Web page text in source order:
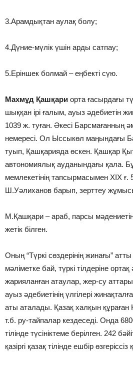
3.Арамдықтан аулақ болу;
4.Дүние-мүлiк үшiн арды сатпау;
5.Ерiншек болмай – еңбектi сүю.
Махмұд Қашқари орта ғасырдағы
шыққан iрi ғалым, ауыз әдебиетiн
1039 ж. туған. Әкесi Барсмағанның
немересi. Ол Ыссыкөл маңындағы
туып, Қашқарияда өскен. Қашқар
автономиялық ауданындағы қала.
мемлекетiнiң тапсырмасымен ХIХ
Ш.Уәлиханов барып, зерттеу
М.Қашқари – араб, парсы
жетiк бiлген.
Оның “Түркi сөздерiнiң жинағы”
мәлiметке бай, түркi тiлдерiне
жарияланған атаулар, жер-су
ауыз әдебиетiнiң үлгiлерi
аты аталады. Қазақ халқын
т.б. ру-тайпалар кездеседi. Онда
тiлiнде түсiнiктеме берiлген. 242
қазiргi қазақ тiлiнде ешбiр